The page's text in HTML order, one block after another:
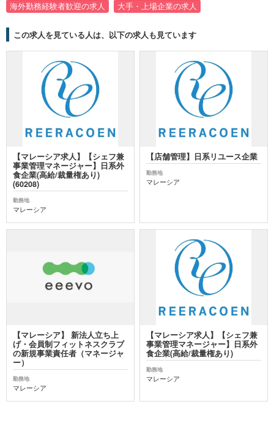
海外勤務経験者歓迎の求人
大手・上場企業の求人
この求人を見ている人は、以下の求人も見ています
【マレーシア求人】【シェフ兼
事業管理マネージャー】日系外
食企業(高給/裁量権あり)
(60208)
勤務地
マレーシア
【店舗管理】日系リユース企業
勤務地
マレーシア
【マレーシア】 新法人立ち上
げ・会員制フィットネスクラブ
の新規事業責任者（マネージャ
ー）
勤務地
マレーシア
【マレーシア求人】【シェフ兼
事業管理マネージャー】日系外
食企業(高給/裁量権あり)
勤務地
マレーシア